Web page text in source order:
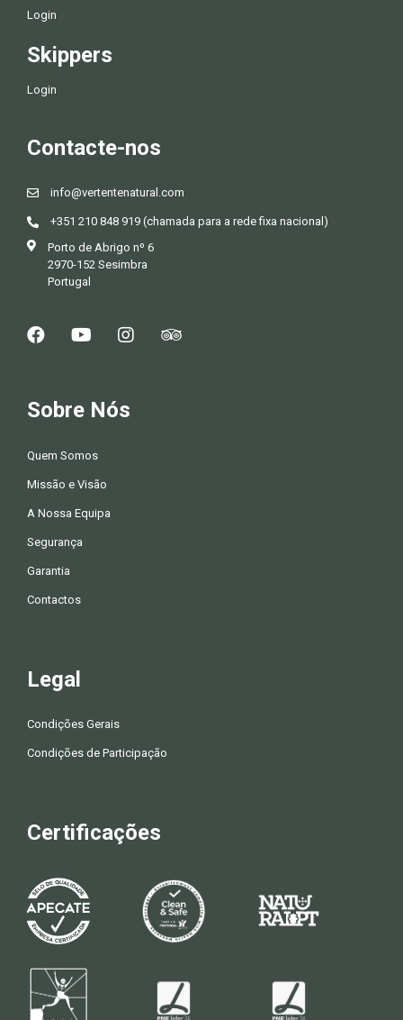
Login
Skippers
Login
Contacte-nos
info@vertentenatural.com
+351 210 848 919 (chamada para a rede fixa nacional)
Porto de Abrigo nº 6
2970-152 Sesimbra
Portugal
Sobre Nós
Quem Somos
Missão e Visão
A Nossa Equipa
Segurança
Garantia
Contactos
Legal
Condições Gerais
Condições de Participação
Certificações